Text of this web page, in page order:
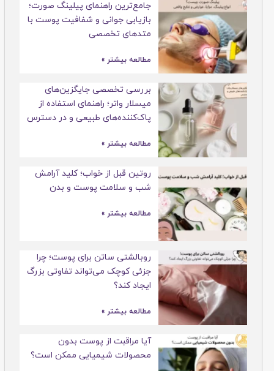
جامع‌ترین راهنمای پیلینگ صورت؛
بازیابی جوانی و شفافیت پوست با
متدهای تخصصی
مطالعه بیشتر »
بررسی تخصصی جایگزین‌های
میسلار واتر؛ راهنمای استفاده از
پاک‌کننده‌های طبیعی و در دسترس
مطالعه بیشتر »
روتین قبل از خواب؛ کلید آرامش
شب و سلامت پوست و بدن
مطالعه بیشتر »
روبالشتی ساتن برای پوست؛ چرا
جزئی کوچک می‌تواند تفاوتی بزرگ
ایجاد کند؟
مطالعه بیشتر »
آیا مراقبت از پوست بدون
محصولات شیمیایی ممکن است؟